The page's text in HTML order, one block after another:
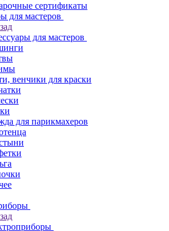
сертификаты
для мастеров
для мастеров
венчики для краски
для парикмахеров